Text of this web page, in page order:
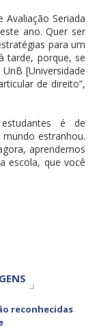
Seriada
ano. Quer ser
para um
tarde, porque, se
[Universidade
de direito”,
é de
estranhou.
aprendemos
escola, que você
reconhecidas